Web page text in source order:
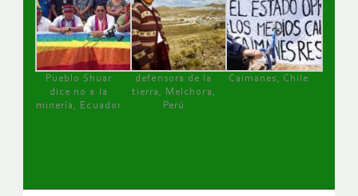
Pueblo Shuar
dice no a la
minería, Ecuador
defensora de la
tierra, Melchora,
Perú
Caimanes, Chile